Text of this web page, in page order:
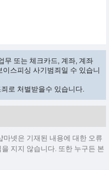
무 또는 체크카드, 계좌, 계좌
스피싱 사기범죄일 수 있습니
로 처벌받을수 있습니다.
넷은 기재된 내용에 대한 오류
지지 않습니다. 또한 누구든 본